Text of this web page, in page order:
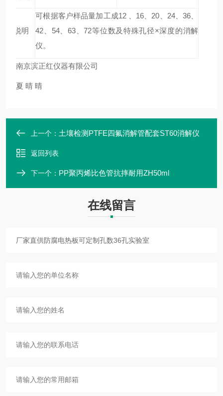
说明
可根据客户样品量加工成12 、16、20、24、36、
42、54、63、72等位数及特殊孔径×深度的消解
仪。
南京滨正红仪器有限公司
夏 晴 晴
上一个： 土壤检测PTFE四氟消解管配套ST60消解仪
返回列表
下一个： PP聚丙烯比色管抗摔耐用ZH50ml
在线留言